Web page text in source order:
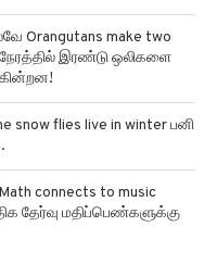
Orangutans make two
இரண்டு ஒலிகளை
snow flies live in winter பனி
connects to music
மதிப்பெண்களுக்கு